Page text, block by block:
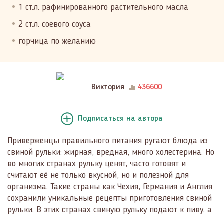
1 ст.л. рафинированного растительного масла
2 ст.л. соевого соуса
горчица по желанию
Виктория 436600
Подписаться на автора
Приверженцы правильного питания ругают блюда из
свиной рульки: жирная, вредная, много холестерина. Но
во многих странах рульку ценят, часто готовят и
считают её не только вкусной, но и полезной для
организма. Такие страны как Чехия, Германия и Англия
сохранили уникальные рецепты приготовления свиной
рульки. В этих странах свиную рульку подают к пиву, а